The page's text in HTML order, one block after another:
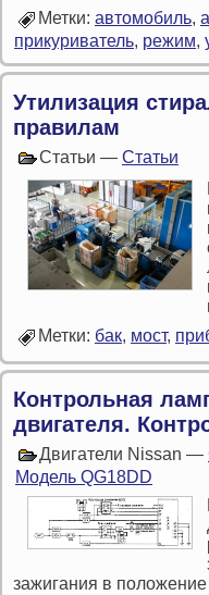
Метки: автомобиль,
прикуриватель, режим,
Утилизация
правилам
Статьи — Статьи
Метки: бак, мост,
Контрольная
двигателя.
Двигатели Nissan —
Модель QG18DD
зажигания в